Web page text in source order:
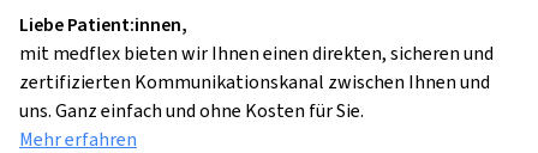
Liebe Patient:innen,
mit medflex bieten wir Ihnen einen direkten, sicheren und
zertifizierten Kommunikationskanal zwischen Ihnen und
uns. Ganz einfach und ohne Kosten für Sie.
Mehr erfahren